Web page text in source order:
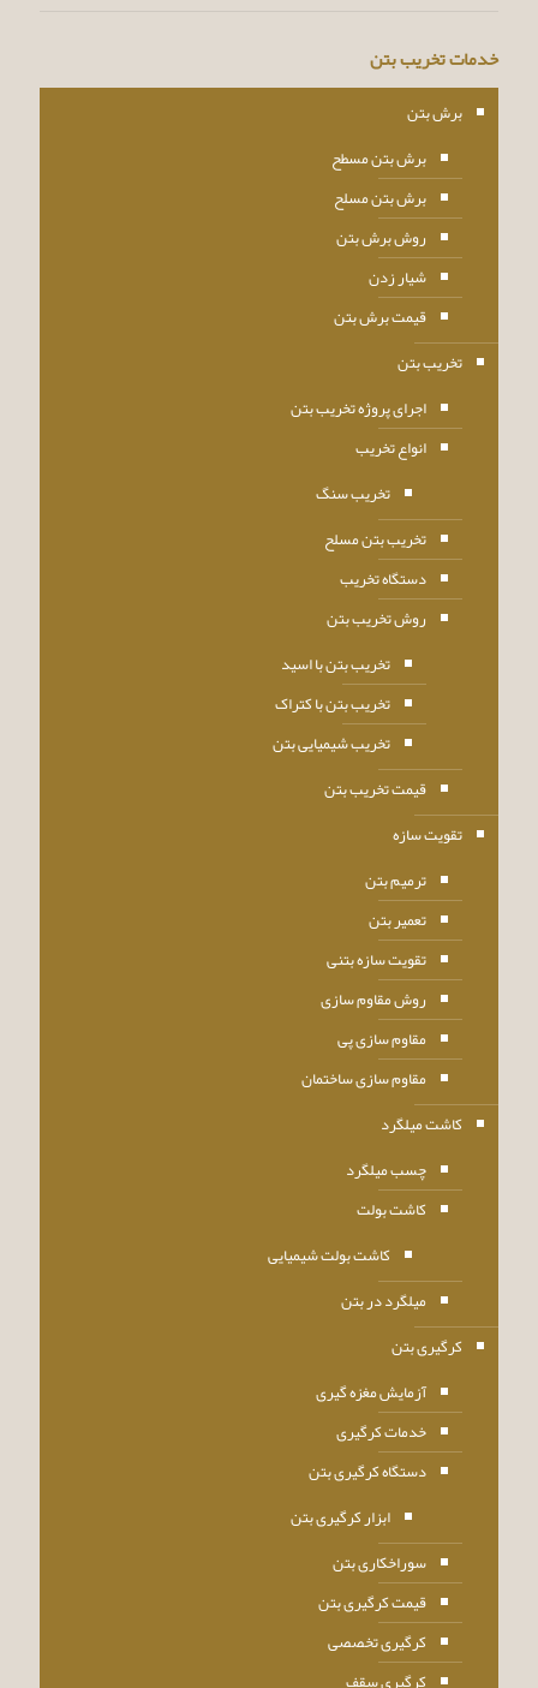
خدمات تخریب بتن
برش بتن
برش بتن مسطح
برش بتن مسلح
روش برش بتن
شیار زدن
قیمت برش بتن
تخریب بتن
اجرای پروژه تخریب بتن
انواع تخریب
تخریب سنگ
تخریب بتن مسلح
دستگاه تخریب
روش تخریب بتن
تخریب بتن با اسید
تخریب بتن با کتراک
تخریب شیمیایی بتن
قیمت تخریب بتن
تقویت سازه
ترمیم بتن
تعمیر بتن
تقویت سازه بتنی
روش مقاوم سازی
مقاوم سازی پی
مقاوم سازی ساختمان
کاشت میلگرد
چسب میلگرد
کاشت بولت
کاشت بولت شیمیایی
میلگرد در بتن
کرگیری بتن
آزمایش مغزه گیری
خدمات کرگیری
دستگاه کرگیری بتن
ابزار کرگیری بتن
سوراخکاری بتن
قیمت کرگیری بتن
کرگیری تخصصی
کرگیری سقف